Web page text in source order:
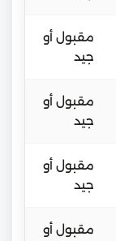
مقبول أو
جيد
مقبول أو
جيد
مقبول أو
جيد
مقبول أو